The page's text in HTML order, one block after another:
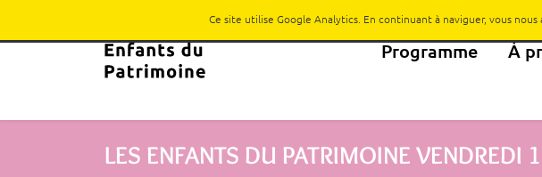
Programme À
LES ENFANTS DU PATRIMOINE VENDREDI
Ce site utilise Google Analytics. En continuant à naviguer, vous